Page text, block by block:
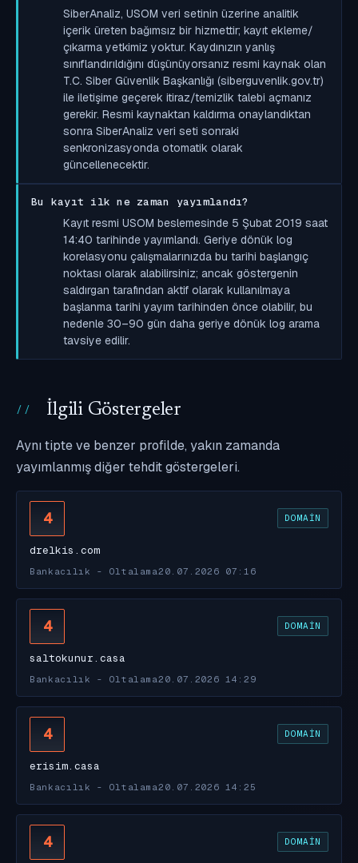
SiberAnaliz, USOM veri setinin üzerine analitik
içerik üreten bağımsız bir hizmettir; kayıt ekleme/
çıkarma yetkimiz yoktur. Kaydınızın yanlış
sınıflandırıldığını düşünüyorsanız resmi kaynak olan
T.C. Siber Güvenlik Başkanlığı (siberguvenlik.gov.tr)
ile iletişime geçerek itiraz/temizlik talebi açmanız
gerekir. Resmi kaynaktan kaldırma onaylandıktan
sonra SiberAnaliz veri seti sonraki
senkronizasyonda otomatik olarak
güncellenecektir.
Bu kayıt ilk ne zaman yayımlandı?
Kayıt resmi USOM beslemesinde 5 Şubat 2019 saat
14:40 tarihinde yayımlandı. Geriye dönük log
korelasyonu çalışmalarınızda bu tarihi başlangıç
noktası olarak alabilirsiniz; ancak göstergenin
saldırgan tarafından aktif olarak kullanılmaya
başlanma tarihi yayım tarihinden önce olabilir, bu
nedenle 30–90 gün daha geriye dönük log arama
tavsiye edilir.
İlgili Göstergeler
Aynı tipte ve benzer profilde, yakın zamanda
yayımlanmış diğer tehdit göstergeleri.
4 DOMAIN
drelkis.com
Bankacılık - Oltalama20.07.2026 07:16
4 DOMAIN
saltokunur.casa
Bankacılık - Oltalama20.07.2026 14:29
4 DOMAIN
erisim.casa
Bankacılık - Oltalama20.07.2026 14:25
4 DOMAIN